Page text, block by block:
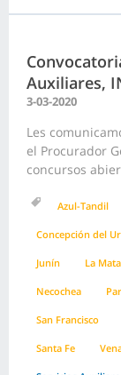
Auxiliares,
3-03-2020
Les
el Procurador
concursos
Azul-Tandil
Concepción del
Junín La
Necochea
San Francisco
Santa Fe